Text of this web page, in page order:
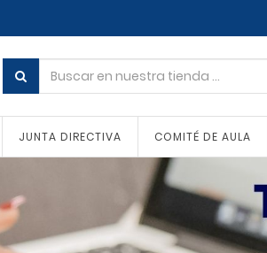
JUNTA DIRECTIVA COMITÉ DE AULA